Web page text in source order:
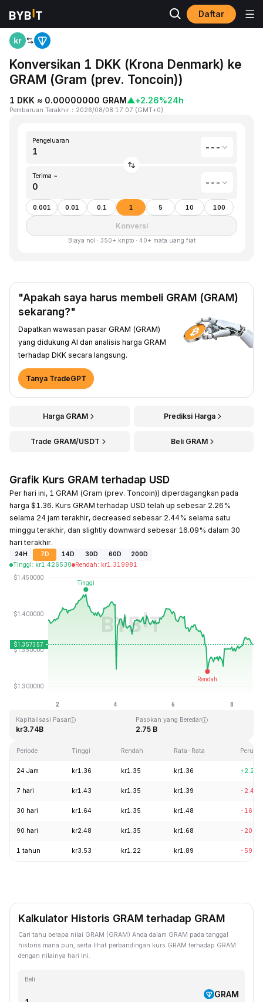
Daftar
Beranda Krona Denmark(DKK) to Gram (prev. Toncoin)(GRAM)
Konversikan 1 DKK (Krona Denmark) ke
GRAM (Gram (prev. Toncoin))
1 DKK ≈ 0.00000000 GRAM▲+2.26%24h
Pembaruan Terakhir ： 2026/08/08 17:07 (GMT+0)
Pengeluaran
---
Terima ~
---
0.001 0.01 0.1 1 5 10 100
Konversi
Biaya nol · 350+ kripto · 40+ mata uang fiat
"Apakah saya harus membeli GRAM (GRAM)
sekarang?"
Dapatkan wawasan pasar GRAM (GRAM)
yang didukung AI dan analisis harga GRAM
terhadap DKK secara langsung.
Tanya TradeGPT
Harga GRAM Prediksi Harga
Trade GRAM/USDT Beli GRAM
Grafik Kurs GRAM terhadap USD
Per hari ini, 1 GRAM (Gram (prev. Toncoin)) diperdagangkan pada
harga $1.36. Kurs GRAM terhadap USD telah up sebesar 2.26%
selama 24 jam terakhir, decreased sebesar 2.44% selama satu
minggu terakhir, dan slightly downward sebesar 16.09% dalam 30
hari terakhir.
24H 7D 14D 30D 60D
200D
Tinggi: kr1.426530 Rendah: kr1.319981
kr0.519364
Kapitalisasi Pasar
kr3.74B
Pasokan yang Beredar
2.75 B
Periode Tinggi Rendah Rata-Rata
24 Jam kr1.36 kr1.35 kr1.36
7 hari kr1.43 kr1.35 kr1.39 -
30 hari kr1.64 kr1.35 kr1.48 -
90 hari kr2.48 kr1.35 kr1.68 -
1 tahun kr3.53 kr1.22 kr1.89 -
Kalkulator Historis GRAM terhadap GRAM
Cari tahu berapa nilai GRAM (GRAM) Anda dalam GRAM pada tanggal
historis mana pun, serta lihat perbandingan kurs GRAM terhadap GRAM
dengan nilainya hari ini.
Beli
GRAM